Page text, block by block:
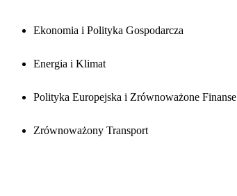
Ekonomia i Polityka Gospodarcza
Energia i Klimat
Polityka Europejska i Zrównoważone Finanse
Zrównoważony Transport